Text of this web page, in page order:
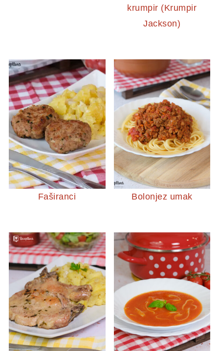
krumpir (Krumpir
Jackson)
Faširanci Bolonjez umak